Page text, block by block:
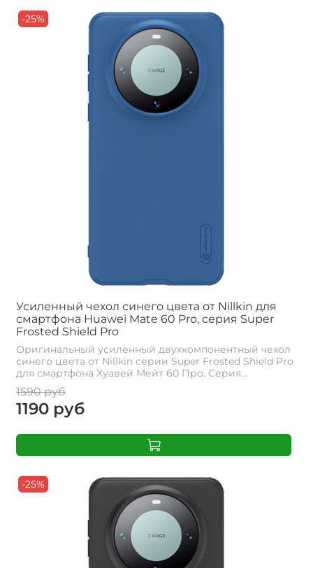
-25%
Усиленный чехол синего цвета от Nillkin для
смартфона Huawei Mate 60 Pro, серия Super
Frosted Shield Pro
Оригинальный усиленный двухкомпонентный чехол
синего цвета от Nillkin серии Super Frosted Shield Pro
для смартфона Хуавей Мейт 60 Про. Cерия...
1590 руб
1190 руб
-25%